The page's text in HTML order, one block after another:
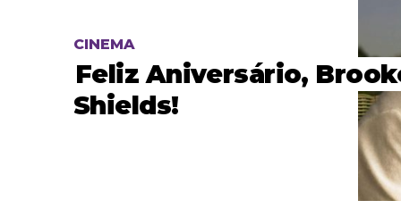
CINEMA
Feliz Aniversário,
Shields!